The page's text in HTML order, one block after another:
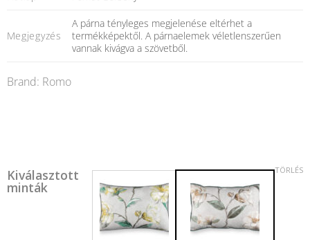
Megjegyzés
A párna tényleges megjelenése eltérhet a
termékképektől. A párnaelemek véletlenszerűen
vannak kivágva a szövetből.
Brand: Romo
Kiválasztott
minták
TÖRLÉS